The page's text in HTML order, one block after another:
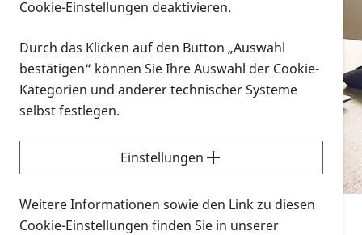
Vorlesen
Alle Infomaterialien in verschiedenen
Formaten an einem Ort
Sie möchten wissen, wie Sie nach Infonmaterial
suchen und dieses bestellen bzw. herunterladen
können? Schauen Sie sich dieErklärvideos zum
Thema Infomaterial auf der PRO RETINA-Website
für blinde und sehbehinderte Menschen an.
Cookie-Einstellungen deaktivieren.
Durch das Klicken auf den Button „Auswahl
bestätigen“ können Sie Ihre Auswahl der Cookie-
Kategorien und anderer technischer Systeme
selbst festlegen.
Einstellungen
Weitere Informationen sowie den Link zu diesen
Cookie-Einstellungen finden Sie in unserer